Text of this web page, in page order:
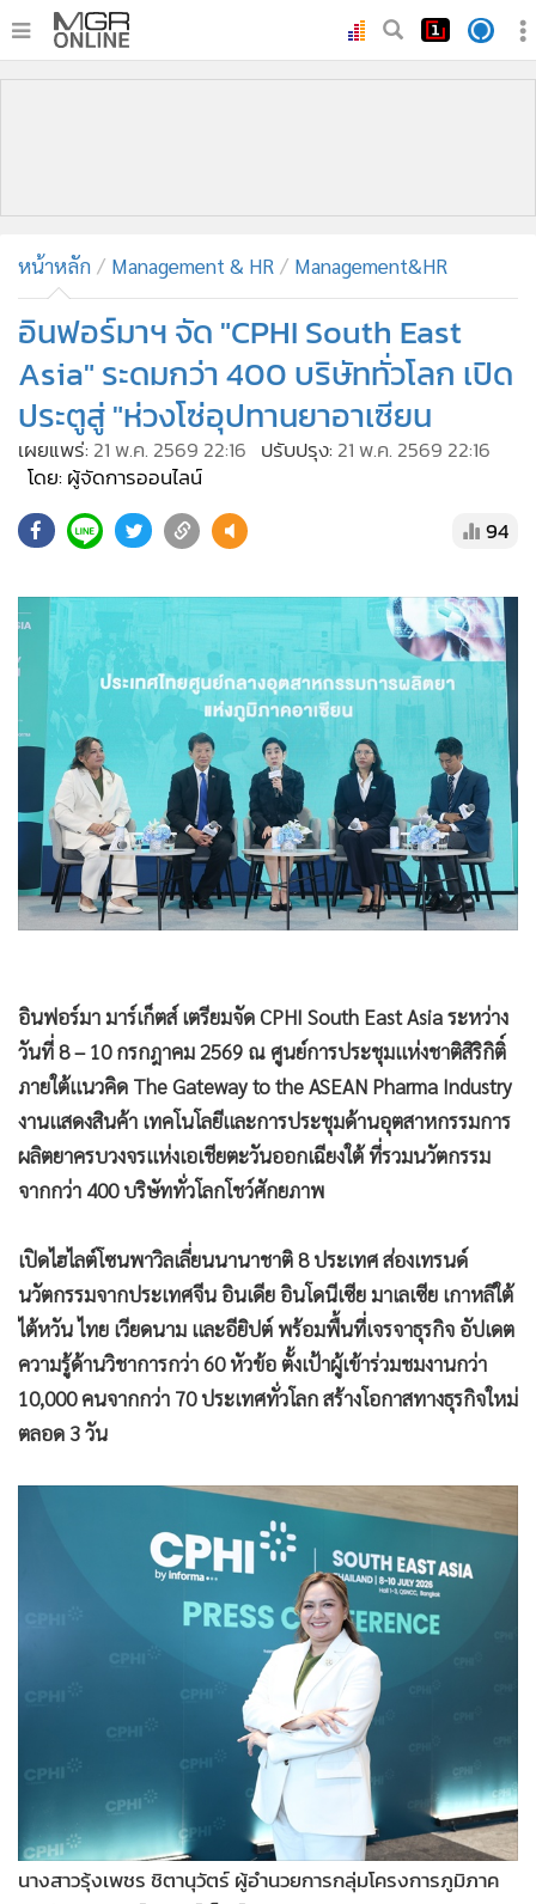
• บันเทิง
• ผู้จัดการรายวัน
• คอลัมนิสต์
• ละคร
• CbizReview
• Cyber BIZ
• Good health & Well-being
•
Management & HR
MGR Live
•
Infographic
•
การเมือง
ท่องเที่ยว
กีฬา
ต่างประเทศ
•
Special Scoop
• เศรษฐกิจ-ธุรกิจ
• อาชญากรรม
• Motoring
• เกม
• วิทยาศาสตร์
• SMEs
• หุ้น
อินโดจีน
กองทุนรวม
• Celeb Online
Factcheck
• ญี่ปุ่น
• News1
หน้าหลัก Management & HR Management&HR
อินฟอร์มาฯ จัด "CPHI South East
Asia" ระดมกว่า 400 บริษัททั่วโลก เปิด
ประตูสู่ "ห่วงโซ่อุปทานยาอาเซียน
เผยแพร่: 21 พ.ค. 2569 22:16 ปรับปรุง: 21 พ.ค. 2569 22:16
โดย: ผู้จัดการออนไลน์
94
อินฟอร์มา มาร์เก็ตส์ เตรียมจัด CPHI South East Asia ระหว่าง
วันที่ 8 – 10 กรกฎาคม 2569 ณ ศูนย์การประชุมแห่งชาติสิริกิติ์
งานแสดงสินค้า เทคโนโลยีและการประชุมด้านอุตสาหกรรมการ
ผลิตยาครบวงจรแห่งเอเชียตะวันออกเฉียงใต้ ที่รวมนวัตกรรม
จากกว่า 400 บริษัททั่วโลกโชว์ศักยภาพ
เปิดไฮไลต์โซนพาวิลเลี่ยนนานาชาติ 8 ประเทศ ส่องเทรนด์
นวัตกรรมจากประเทศจีน อินเดีย อินโดนีเซีย มาเลเซีย เกาหลีใต้
ไต้หวัน ไทย เวียดนาม และอียิปต์ พร้อมพื้นที่เจรจาธุรกิจ อัปเดต
ความรู้ด้านวิชาการกว่า 60 หัวข้อ ตั้งเป้าผู้เข้าร่วมชมงานกว่า
10,000 คนจากกว่า 70 ประเทศทั่วโลก สร้างโอกาสทางธุรกิจใหม่
ตลอด 3 วัน